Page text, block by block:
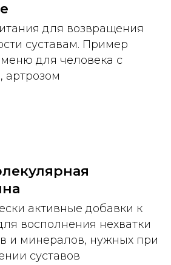
для возвращения
суставам. Пример
для человека с
артрозом
активные добавки к
восполнения нехватки
и минералов, нужных при
суставов